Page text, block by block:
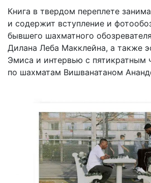
Книга в твердом переплете
и содержит вступление и
бывшего шахматного
Дилана Леба Макклейна, а также
Эмиса и интервью с пятикратным
по шахматам Вишванатаном